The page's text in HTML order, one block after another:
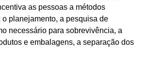
as pessoas a métodos
o planejamento, a pesquisa de
necessário para sobrevivência, a
e embalagens, a separação dos